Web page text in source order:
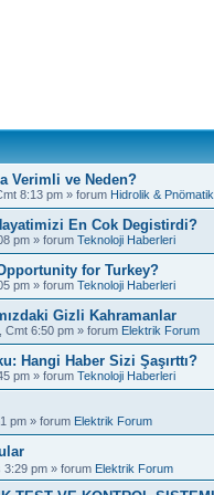
Verimli ve Neden?
8:13 pm » forum Hidrolik & Pnömatik
En Cok Degistirdi?
pm » forum Teknoloji Haberleri
for Turkey?
pm » forum Teknoloji Haberleri
Gizli Kahramanlar
Cmt 6:50 pm » forum Elektrik Forum
Hangi Haber Sizi Şaşırttı?
pm » forum Teknoloji Haberleri
pm » forum Elektrik Forum
3:29 pm » forum Elektrik Forum